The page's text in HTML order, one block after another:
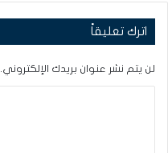
اترك تعليقاً
لن يتم نشر عنوان بريدك الإلكتروني.